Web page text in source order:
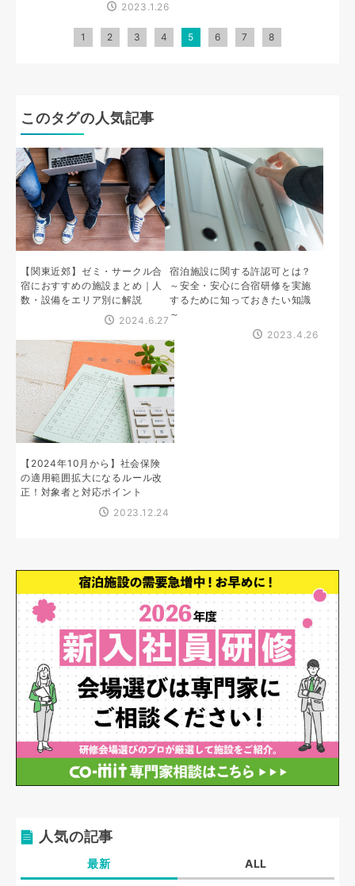
2023.1.26
1 2 3 4 5 6 7 8
このタグの人気記事
【関東近郊】ゼミ・サークル合
宿におすすめの施設まとめ｜人
数・設備をエリア別に解説
2024.6.27
宿泊施設に関する許認可とは？
～安全・安心に合宿研修を実施
するために知っておきたい知識
～
2023.4.26
【2024年10月から】社会保険
の適用範囲拡大になるルール改
正！対象者と対応ポイント
2023.12.24
人気の記事
最新 ALL